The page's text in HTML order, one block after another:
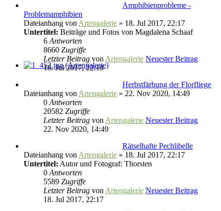
Amphibienprobleme -
Problemamphibien
Dateianhang von Artengalerie » 18. Jul 2017, 22:17
Untertitel: Beiträge und Fotos von Magdalena Schaaf
6 Antworten
8660 Zugriffe
Letzter Beitrag von Artengalerie Neuester Beitrag
18. Jul 2017, 22:18
Herbstfärbung der Florfliege
Dateianhang von Artengalerie » 22. Nov 2020, 14:49
0 Antworten
20582 Zugriffe
Letzter Beitrag von Artengalerie Neuester Beitrag
22. Nov 2020, 14:49
Rätselhafte Pechlibelle
Dateianhang von Artengalerie » 18. Jul 2017, 22:17
Untertitel: Autor und Fotograf: Thorsten
0 Antworten
5589 Zugriffe
Letzter Beitrag von Artengalerie Neuester Beitrag
18. Jul 2017, 22:17